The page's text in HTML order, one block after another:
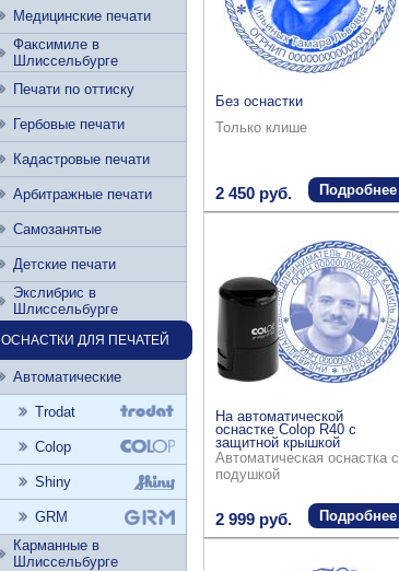
Без оснастки
Только клише
2 450 руб. Подробнее
На автоматической
оснастке Colop R40 с
защитной крышкой
Автоматическая оснастка с
подушкой
2 999 руб. Подробнее
Медицинские печати
Факсимиле в
Шлиссельбурге
Печати по оттиску
Гербовые печати
Кадастровые печати
Арбитражные печати
Самозанятые
Детские печати
Экслибрис в
Шлиссельбурге
ОСНАСТКИ ДЛЯ ПЕЧАТЕЙ
Автоматические
Trodat
Colop
Shiny
GRM
Карманные в
Шлиссельбурге